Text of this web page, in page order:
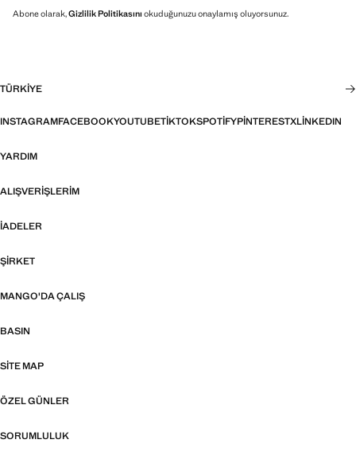
Abone olarak,Gizlilik Politikasını okuduğunuzu onaylamış oluyorsunuz.
TÜRKIYE
INSTAGRAMFACEBOOKYOUTUBETIKTOKSPOTIFYPINTERESTXLINKEDIN
YARDIM
ALIŞVERIŞLERIM
İADELER
ŞIRKET
MANGO'DA ÇALIŞ
BASIN
SITE MAP
ÖZEL GÜNLER
SORUMLULUK